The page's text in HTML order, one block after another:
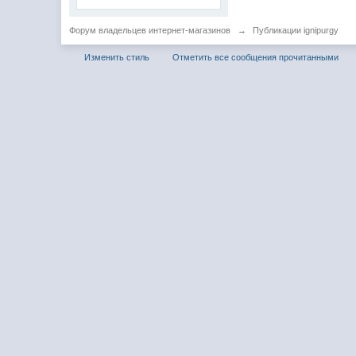
Форум владельцев интернет-магазинов → Публикации ignipurgy
Изменить стиль Отметить все сообщения прочитанными